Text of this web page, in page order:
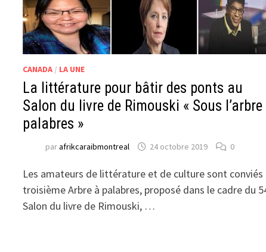
CANADA / LA UNE
La littérature pour bâtir des ponts au
Salon du livre de Rimouski « Sous l’arbre
palabres »
parafrikcaraibmontreal 24 octobre 2019 0
Les amateurs de littérature et de culture sont conviés
troisième Arbre à palabres, proposé dans le cadre du
Salon du livre de Rimouski, …